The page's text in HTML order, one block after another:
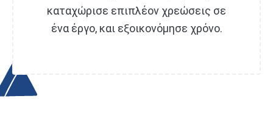
καταχώρισε επιπλέον χρεώσεις σε
ένα έργο, και εξοικονόμησε χρόνο.